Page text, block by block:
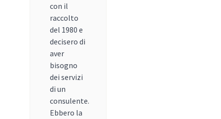
con il
raccolto
del 1980 e
decisero di
aver
bisogno
dei servizi
di un
consulente.
Ebbero la